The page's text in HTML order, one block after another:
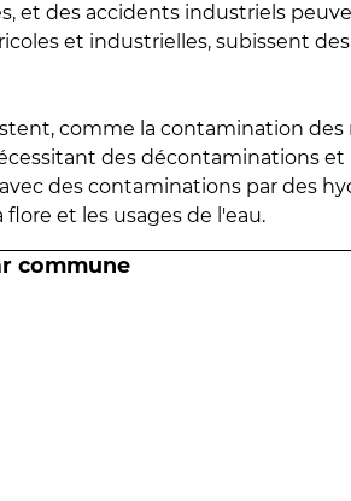
et des accidents industriels
et industrielles, subissent
comme la contamination des
des décontaminations et
des contaminations par des
et les usages de l'eau.
commune